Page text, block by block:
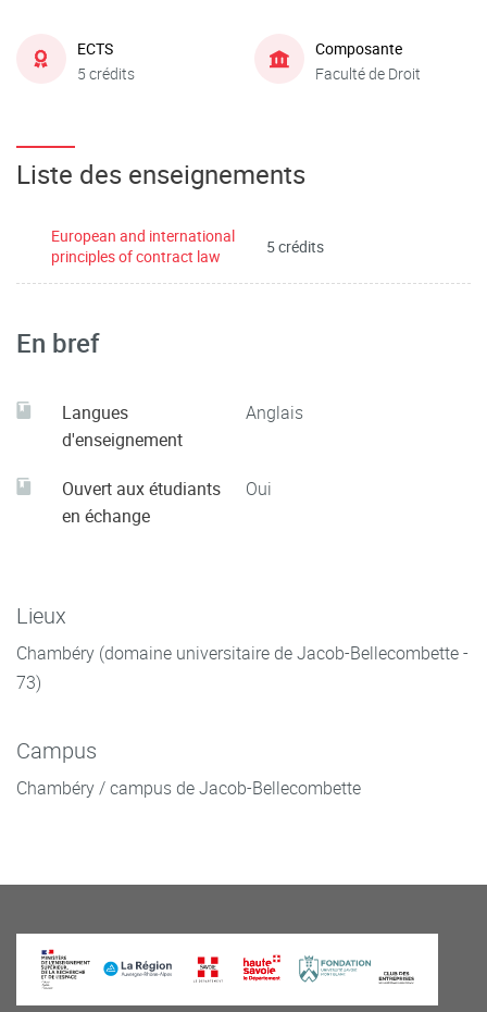
ECTS
5 crédits
Composante
Faculté de Droit
Liste des enseignements
European and international
principles of contract law
5 crédits
En bref
Langues
d'enseignement
Anglais
Ouvert aux étudiants
en échange
Oui
Lieux
Chambéry (domaine universitaire de Jacob-Bellecombette -
73)
Campus
Chambéry / campus de Jacob-Bellecombette